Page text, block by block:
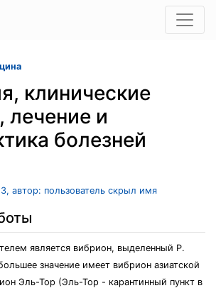
клинические
лечение и
болезней
автор: пользователь скрыл имя
является вибрион, выделенный Р.
значение имеет вибрион азиатской
Эль-Тор (Эль-Тор - карантинный пункт в